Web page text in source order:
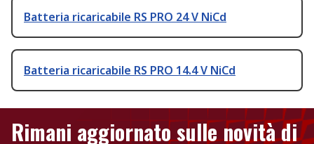
Batteria ricaricabile RS PRO 24 V NiCd
Batteria ricaricabile RS PRO 14.4 V NiCd
Rimani aggiornato sulle novità di